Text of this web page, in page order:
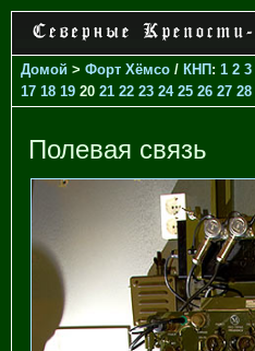
Домой > Форт Хёмсо / КНП: 1 2 3
17 18 19 20 21 22 23 24 25 26 27 28
Полевая связь